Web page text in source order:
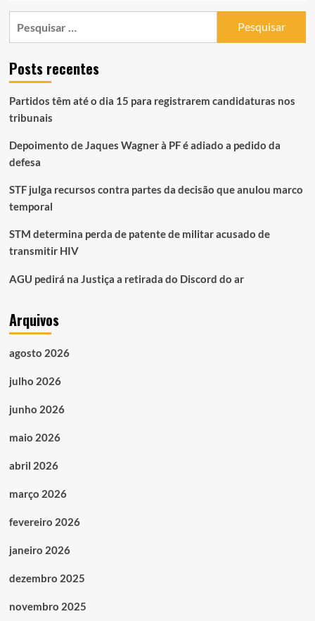
Posts recentes
Partidos têm até o dia 15 para registrarem candidaturas nos
tribunais
Depoimento de Jaques Wagner à PF é adiado a pedido da
defesa
STF julga recursos contra partes da decisão que anulou marco
temporal
STM determina perda de patente de militar acusado de
transmitir HIV
AGU pedirá na Justiça a retirada do Discord do ar
Arquivos
agosto 2026
julho 2026
junho 2026
maio 2026
abril 2026
março 2026
fevereiro 2026
janeiro 2026
dezembro 2025
novembro 2025